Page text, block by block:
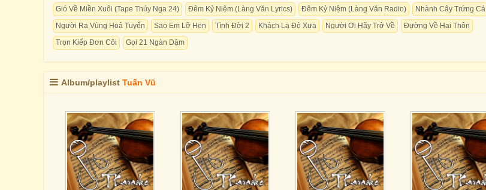
Gió Về Miền Xuôi (Tape Thúy Nga 24)
Đêm Kỷ Niệm (Làng Văn Lyrics) Đêm Kỷ Niệm (Làng Văn Radio)
Nhành Cây Trứng Cá
Người Ra Vùng Hoả Tuyến
Sao Em Lỡ Hẹn Tình Đời 2 Khách Lạ Đò Xưa Người Ơi Hãy Trở Về
Đường Về Hai Thôn
Trọn Kiếp Đơn Côi
Gọi 21 Ngàn Dặm
Album/playlist Tuấn Vũ